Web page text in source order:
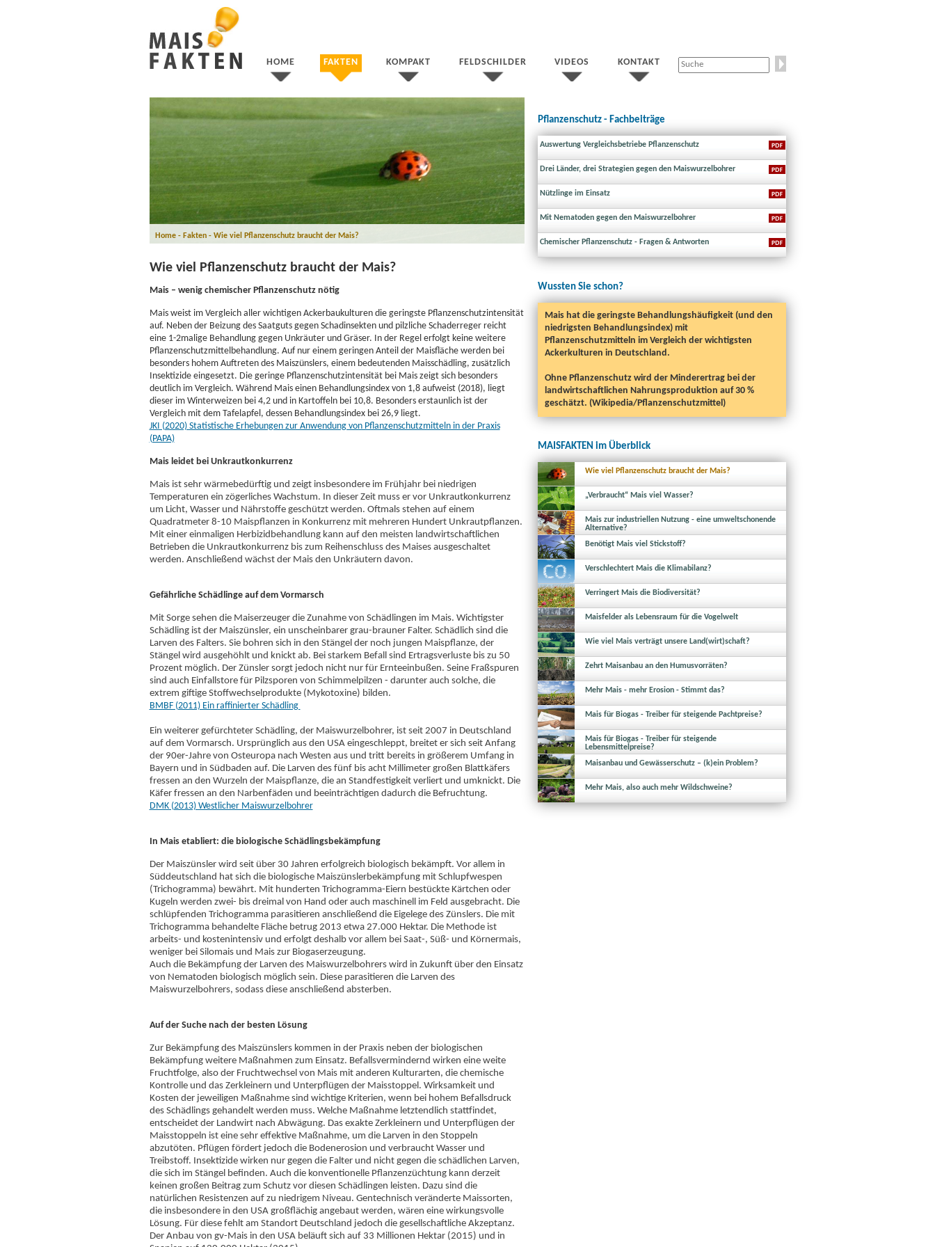
HOME FAKTEN KOMPAKT FELDSCHILDER VIDEOS KONTAKT
Home - Fakten - Wie viel Pflanzenschutz braucht der Mais?
Wie viel Pflanzenschutz braucht der Mais?
Mais – wenig chemischer Pflanzenschutz nötig
Mais weist im Vergleich aller wichtigen Ackerbaukulturen die geringste Pflanzenschutzintensität
auf. Neben der Beizung des Saatguts gegen Schadinsekten und pilzliche Schaderreger reicht
eine 1-2malige Behandlung gegen Unkräuter und Gräser. In der Regel erfolgt keine weitere
Pflanzenschutzmittelbehandlung. Auf nur einem geringen Anteil der Maisfläche werden bei
besonders hohem Auftreten des Maiszünslers, einem bedeutenden Maisschädling, zusätzlich
Insektizide eingesetzt. Die geringe Pflanzenschutzintensität bei Mais zeigt sich besonders
deutlich im Vergleich. Während Mais einen Behandlungsindex von 1,8 aufweist (2018), liegt
dieser im Winterweizen bei 4,2 und in Kartoffeln bei 10,8. Besonders erstaunlich ist der
Vergleich mit dem Tafelapfel, dessen Behandlungsindex bei 26,9 liegt.
JKI (2020) Statistische Erhebungen zur Anwendung von Pflanzenschutzmitteln in der Praxis
(PAPA)
Mais leidet bei Unkrautkonkurrenz
Mais ist sehr wärmebedürftig und zeigt insbesondere im Frühjahr bei niedrigen
Temperaturen ein zögerliches Wachstum. In dieser Zeit muss er vor Unkrautkonkurrenz
um Licht, Wasser und Nährstoffe geschützt werden. Oftmals stehen auf einem
Quadratmeter 8-10 Maispflanzen in Konkurrenz mit mehreren Hundert Unkrautpflanzen.
Mit einer einmaligen Herbizidbehandlung kann auf den meisten landwirtschaftlichen
Betrieben die Unkrautkonkurrenz bis zum Reihenschluss des Maises ausgeschaltet
werden. Anschließend wächst der Mais den Unkräutern davon.
Gefährliche Schädlinge auf dem Vormarsch
Mit Sorge sehen die Maiserzeuger die Zunahme von Schädlingen im Mais. Wichtigster
Schädling ist der Maiszünsler, ein unscheinbarer grau-brauner Falter. Schädlich sind die
Larven des Falters. Sie bohren sich in den Stängel der noch jungen Maispflanze, der
Stängel wird ausgehöhlt und knickt ab. Bei starkem Befall sind Ertragsverluste bis zu 50
Prozent möglich. Der Zünsler sorgt jedoch nicht nur für Ernteeinbußen. Seine Fraßspuren
sind auch Einfallstore für Pilzsporen von Schimmelpilzen - darunter auch solche, die
extrem giftige Stoffwechselprodukte (Mykotoxine) bilden.
BMBF (2011) Ein raffinierter Schädling
Ein weiterer gefürchteter Schädling, der Maiswurzelbohrer, ist seit 2007 in Deutschland
auf dem Vormarsch. Ursprünglich aus den USA eingeschleppt, breitet er sich seit Anfang
der 90er-Jahre von Osteuropa nach Westen aus und tritt bereits in größerem Umfang in
Bayern und in Südbaden auf. Die Larven des fünf bis acht Millimeter großen Blattkäfers
fressen an den Wurzeln der Maispflanze, die an Standfestigkeit verliert und umknickt. Die
Käfer fressen an den Narbenfäden und beeinträchtigen dadurch die Befruchtung.
DMK (2013) Westlicher Maiswurzelbohrer
In Mais etabliert: die biologische Schädlingsbekämpfung
Der Maiszünsler wird seit über 30 Jahren erfolgreich biologisch bekämpft. Vor allem in
Süddeutschland hat sich die biologische Maiszünslerbekämpfung mit Schlupfwespen
(Trichogramma) bewährt. Mit hunderten Trichogramma-Eiern bestückte Kärtchen oder
Kugeln werden zwei- bis dreimal von Hand oder auch maschinell im Feld ausgebracht. Die
schlüpfenden Trichogramma parasitieren anschließend die Eigelege des Zünslers. Die mit
Trichogramma behandelte Fläche betrug 2013 etwa 27.000 Hektar. Die Methode ist
arbeits- und kostenintensiv und erfolgt deshalb vor allem bei Saat-, Süß- und Körnermais,
weniger bei Silomais und Mais zur Biogaserzeugung.
Auch die Bekämpfung der Larven des Maiswurzelbohrers wird in Zukunft über den Einsatz
von Nematoden biologisch möglich sein. Diese parasitieren die Larven des
Maiswurzelbohrers, sodass diese anschließend absterben.
Auf der Suche nach der besten Lösung
Zur Bekämpfung des Maiszünslers kommen in der Praxis neben der biologischen
Bekämpfung weitere Maßnahmen zum Einsatz. Befallsvermindernd wirken eine weite
Fruchtfolge, also der Fruchtwechsel von Mais mit anderen Kulturarten, die chemische
Kontrolle und das Zerkleinern und Unterpflügen der Maisstoppel. Wirksamkeit und
Kosten der jeweiligen Maßnahme sind wichtige Kriterien, wenn bei hohem Befallsdruck
des Schädlings gehandelt werden muss. Welche Maßnahme letztendlich stattfindet,
entscheidet der Landwirt nach Abwägung. Das exakte Zerkleinern und Unterpflügen der
Maisstoppeln ist eine sehr effektive Maßnahme, um die Larven in den Stoppeln
abzutöten. Pflügen fördert jedoch die Bodenerosion und verbraucht Wasser und
Treibstoff. Insektizide wirken nur gegen die Falter und nicht gegen die schädlichen Larven,
die sich im Stängel befinden. Auch die konventionelle Pflanzenzüchtung kann derzeit
keinen großen Beitrag zum Schutz vor diesen Schädlingen leisten. Dazu sind die
natürlichen Resistenzen auf zu niedrigem Niveau. Gentechnisch veränderte Maissorten,
die insbesondere in den USA großflächig angebaut werden, wären eine wirkungsvolle
Lösung. Für diese fehlt am Standort Deutschland jedoch die gesellschaftliche Akzeptanz.
Der Anbau von gv-Mais in den USA beläuft sich auf 33 Millionen Hektar (2015) und in
Pflanzenschutz - Fachbeiträge
Auswertung Vergleichsbetriebe Pflanzenschutz
Drei Länder, drei Strategien gegen den Maiswurzelbohrer
Nützlinge im Einsatz
Mit Nematoden gegen den Maiswurzelbohrer
Chemischer Pflanzenschutz - Fragen & Antworten
Wussten Sie schon?
Mais hat die geringste Behandlungshäufigkeit (und den
niedrigsten Behandlungsindex) mit
Pflanzenschutzmitteln im Vergleich der wichtigsten
Ackerkulturen in Deutschland.
Ohne Pflanzenschutz wird der Minderertrag bei der
landwirtschaftlichen Nahrungsproduktion auf 30 %
geschätzt. (Wikipedia/Pflanzenschutzmittel)
MAISFAKTEN im Überblick
Wie viel Pflanzenschutz braucht der Mais?
„Verbraucht“ Mais viel Wasser?
Mais zur industriellen Nutzung - eine umweltschonende
Alternative?
Benötigt Mais viel Stickstoff?
Verschlechtert Mais die Klimabilanz?
Verringert Mais die Biodiversität?
Maisfelder als Lebensraum für die Vogelwelt
Wie viel Mais verträgt unsere Land(wirt)schaft?
Zehrt Maisanbau an den Humusvorräten?
Mehr Mais - mehr Erosion - Stimmt das?
Mais für Biogas - Treiber für steigende Pachtpreise?
Mais für Biogas - Treiber für steigende
Lebensmittelpreise?
Maisanbau und Gewässerschutz – (k)ein Problem?
Mehr Mais, also auch mehr Wildschweine?